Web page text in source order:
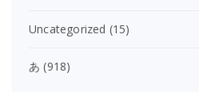
Uncategorized (15)
あ (918)